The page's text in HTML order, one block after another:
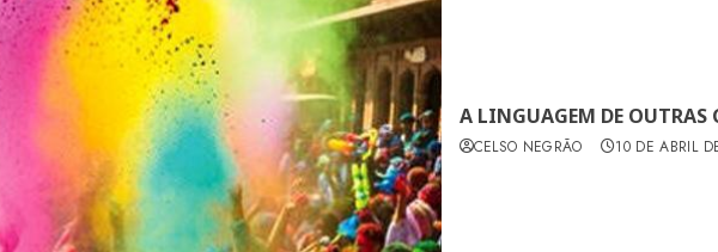
A LINGUAGEM DE OUTRAS
CELSO NEGRÃO 10 DE ABRIL